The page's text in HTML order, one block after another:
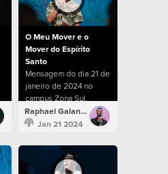
O Meu Mover e o
Mover do Espírito
Santo
Mensagem do dia 21 de
janeiro de 2024 no
campus Zona Sul.
Raphael Galante
Jan 21 2024